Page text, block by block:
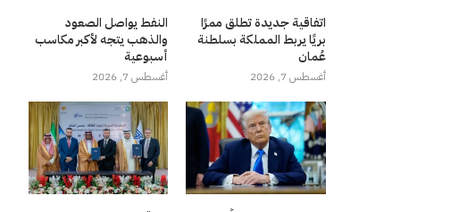
اتفاقية جديدة تطلق ممرًا
بريًا يربط المملكة بسلطنة
عُمان
أغسطس 7, 2026
النفط يواصل الصعود
والذهب يتجه لأكبر مكاسب
أسبوعية
أغسطس 7, 2026